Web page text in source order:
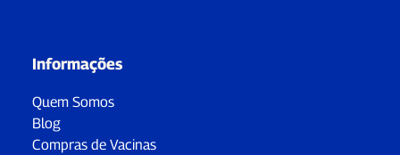
Informações
Quem Somos
Blog
Compras de Vacinas